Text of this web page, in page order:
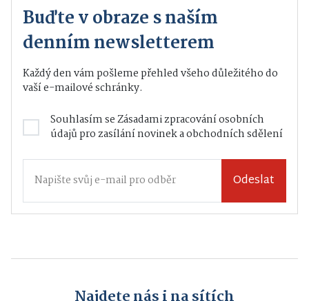
Buďte v obraze s naším
denním newsletterem
Každý den vám pošleme přehled všeho důležitého do
vaší e-mailové schránky.
Souhlasím se Zásadami zpracování osobních
údajů pro zasílání novinek a obchodních sdělení
Odeslat
Najdete nás i na sítích